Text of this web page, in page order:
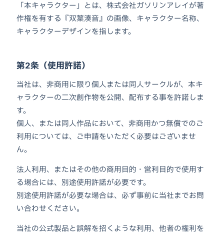
「本キャラクター」とは、株式会社ガソリンアレイが著
作権を有する『双葉湊音』の画像、キャラクター名称、
キャラクターデザインを指します。
第2条（使用許諾）
当社は、非商用に限り個人または同人サークルが、本キ
ャラクターの二次創作物を公開、配布する事を許諾しま
す。
個人、または同人作品において、非商用かつ無償でのご
利用については、ご申請をいただく必要はございませ
ん。
法人利用、またはその他の商用目的・営利目的で使用す
る場合には、別途使用許諾が必要です。
別途使用許諾が必要な場合は、必ず事前に当社までお問
い合わせください。
当社の公式製品と誤解を招くような利用、他者の権利を